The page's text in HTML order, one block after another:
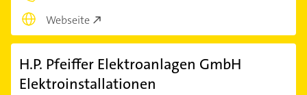
Webseite
H.P. Pfeiffer Elektroanlagen GmbH
Elektroinstallationen